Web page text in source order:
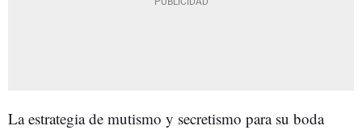
La estrategia de mutismo y secretismo para su boda